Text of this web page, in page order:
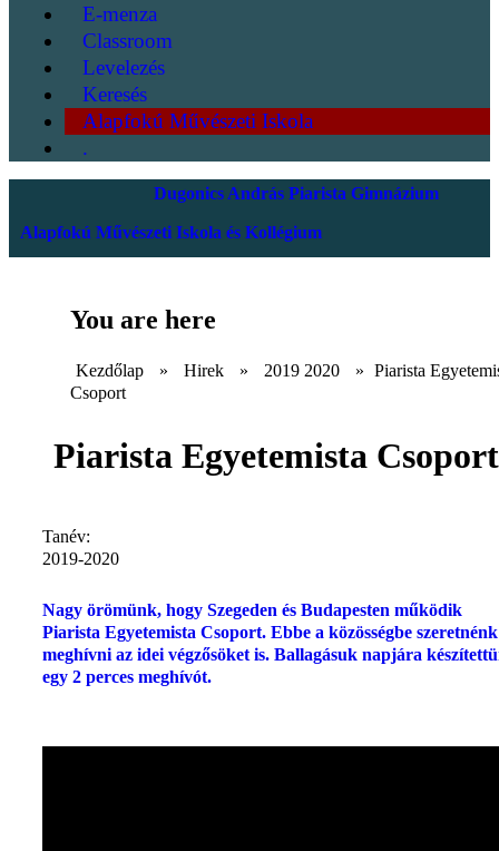
E-menza
Classroom
Levelezés
Keresés
Alapfokú Művészeti Iskola
.
Dugonics András Piarista Gimnázium
Alapfokú Művészeti Iskola és Kollégium
You are here
Kezdőlap » Hirek » 2019 2020 » Piarista
Csoport
Piarista Egyetemista Csoport
Tanév:
2019-2020
Nagy örömünk, hogy Szegeden és Budapesten működik
Piarista Egyetemista Csoport. Ebbe a közösségbe szeretnénk
meghívni az idei végzősöket is. Ballagásuk napjára
egy 2 perces meghívót.